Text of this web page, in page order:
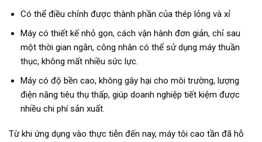
Có thể điều chỉnh được thành phần của thép lỏng và xỉ
Máy có thiết kế nhỏ gọn, cách vận hành đơn giản, chỉ sau
một thời gian ngắn, công nhân có thể sử dụng máy thuần
thục, không mất nhiều sức lực.
Máy có độ bền cao, không gây hại cho môi trường, lượng
điện năng tiêu thụ thấp, giúp doanh nghiệp tiết kiệm được
nhiều chi phí sản xuất.
Từ khi ứng dụng vào thực tiễn đến nay, máy tôi cao tần đã hỗ